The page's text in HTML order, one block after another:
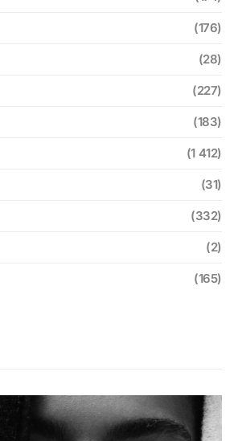
(176)
(28)
(227)
(183)
(1 412)
(31)
(332)
(2)
(165)